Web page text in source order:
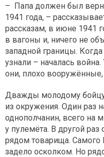
– Папа должен был
1941 года, –
рассказам, в июне 1941
в вагоны и, ничего не
западной границы.
узнали – началась
они, плохо
Дважды молодому
из окружения. Один раз
однополчанин, всего на
у пулемёта. В другой
рядом товарища.
задело осколком. Но